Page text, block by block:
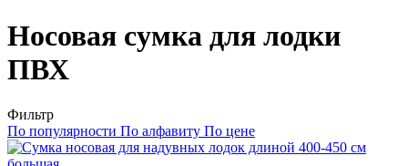
Носовая сумка для лодки
ПВХ
Фильтр
По популярности По алфавиту По цене